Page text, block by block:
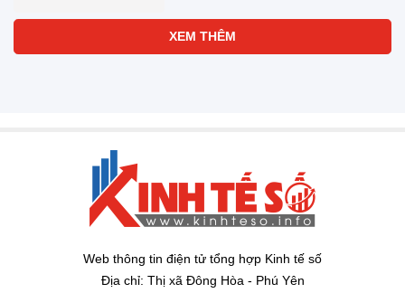
XEM THÊM
Web thông tin điện tử tổng hợp Kinh tế số
Địa chỉ: Thị xã Đông Hòa - Phú Yên